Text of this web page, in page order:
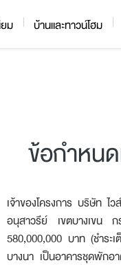
ม บ้านและทาวน์โฮม
ข้อกำหนด
เจ้าของโครงการ บริษัท
อนุสาวรีย์ เขตบางเขน
580,000,000 บาท (ชำระ
บางนา เป็นอาคารชุดพั